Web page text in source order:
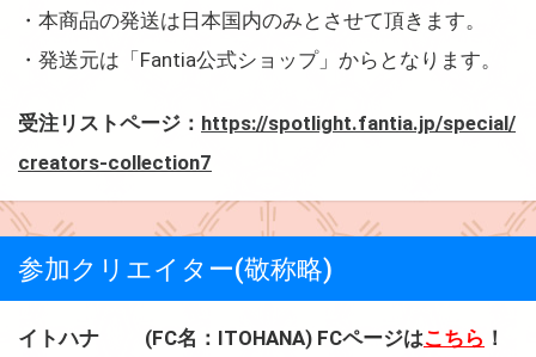
・本商品の発送は日本国内のみとさせて頂きます。
・発送元は「Fantia公式ショップ」からとなります。
受注リストページ： https://spotlight.fantia.jp/special/
creators-collection7
参加クリエイター(敬称略)
イトハナ (FC名：ITOHANA) FCページはこちら ！